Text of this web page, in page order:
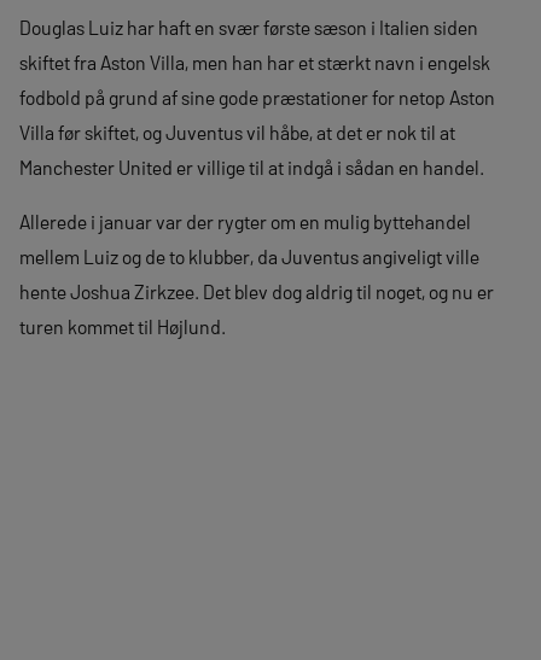
Douglas Luiz har haft en svær første sæson i Italien siden
skiftet fra Aston Villa, men han har et stærkt navn i engelsk
fodbold på grund af sine gode præstationer for netop Aston
Villa før skiftet, og Juventus vil håbe, at det er nok til at
Manchester United er villige til at indgå i sådan en handel.
Allerede i januar var der rygter om en mulig byttehandel
mellem Luiz og de to klubber, da Juventus angiveligt ville
hente Joshua Zirkzee. Det blev dog aldrig til noget, og nu er
turen kommet til Højlund.